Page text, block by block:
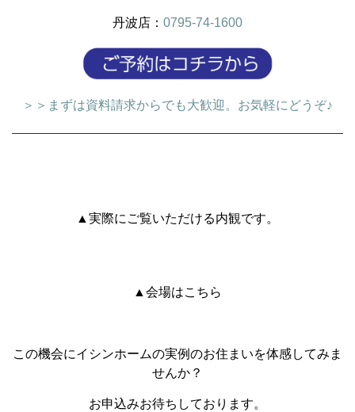
丹波店： 0795-74-1600
＞＞まずは資料請求からでも大歓迎。お気軽にどうぞ♪
▲実際にご覧いただける内観です。
▲会場はこちら
この機会にイシンホームの実例のお住まいを体感してみま
せんか？
お申込みお待ちしております。